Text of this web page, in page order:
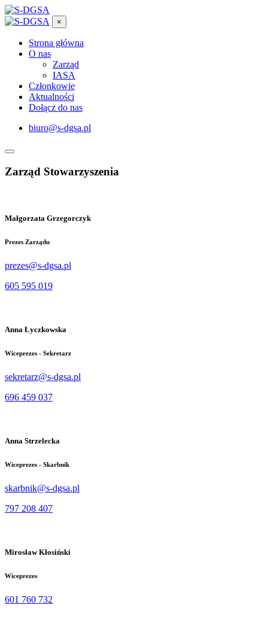
×
Strona główna
O nas
Zarząd
IASA
Członkowie
Aktualności
Dołącz do nas
biuro@s-dgsa.pl
Zarząd Stowarzyszenia
Małgorzata Grzegorczyk
Prezes Zarządu
prezes@s-dgsa.pl
605 595 019
Anna Łyczkowska
Wiceprezes - Sekretarz
sekretarz@s-dgsa.pl
696 459 037
Anna Strzelecka
Wiceprezes - Skarbnik
skarbnik@s-dgsa.pl
797 208 407
Mirosław Kłosiński
Wiceprezes
601 760 732